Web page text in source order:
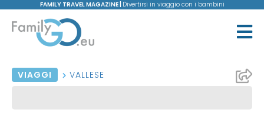
FAMILY TRAVEL MAGAZINE | Divertirsi in viaggio con i bambini
VIAGGI VALLESE